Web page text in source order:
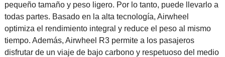
pequeño tamaño y peso ligero. Por lo tanto, puede llevarlo a
todas partes. Basado en la alta tecnología, Airwheel
optimiza el rendimiento integral y reduce el peso al mismo
tiempo. Además, Airwheel R3 permite a los pasajeros
disfrutar de un viaje de bajo carbono y respetuoso del medio